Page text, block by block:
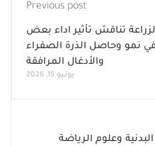
Previous post
تناقش تأثير اداء بعض
نمو وحاصل الذرة الصفراء
والأدغال المرافقة
يونيو 15, 2026
وعلوم الرياضة